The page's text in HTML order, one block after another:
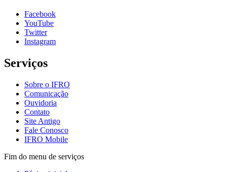
Facebook
YouTube
Twitter
Instagram
Serviços
Sobre o IFRO
Comunicação
Ouvidoria
Contato
Site Antigo
Fale Conosco
IFRO Mobile
Fim do menu de serviços